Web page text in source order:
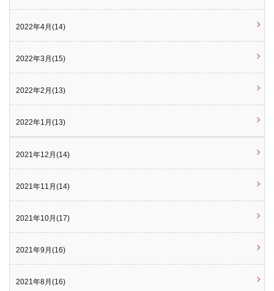
2022年4月(14)
2022年3月(15)
2022年2月(13)
2022年1月(13)
2021年12月(14)
2021年11月(14)
2021年10月(17)
2021年9月(16)
2021年8月(16)